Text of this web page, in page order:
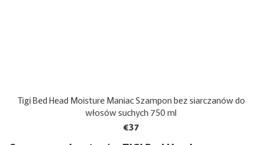
Tigi Bed Head Moisture Maniac Szampon bez siarczanów do
włosów suchych 750 ml
€37